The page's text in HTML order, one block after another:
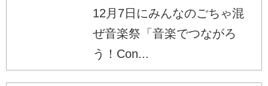
12月7日にみんなのごちゃ混
ぜ音楽祭「音楽でつながろ
う！Con...